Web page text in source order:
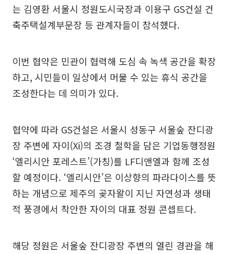
는 김영환 서울시 정원도시국장과 이용구 GS건설 건
축주택설계부문장 등 관계자들이 참석했다.
이번 협약은 민관이 협력해 도심 속 녹색 공간을 확장
하고, 시민들이 일상에서 머물 수 있는 휴식 공간을
조성한다는 데 의미가 있다.
협약에 따라 GS건설은 서울시 성동구 서울숲 잔디광
장 주변에 자이(Xi)의 조경 철학을 담은 기업동행정원
‘엘리시안 포레스트’(가칭)를 LF디앤엘과 함께 조성
할 예정이다. ‘엘리시안’은 이상향의 파라다이스를 뜻
하는 개념으로 제주의 곶자왈이 지닌 자연성과 생태
적 풍경에서 착안한 자이의 대표 정원 콘셉트다.
해당 정원은 서울숲 잔디광장 주변의 열린 경관을 해